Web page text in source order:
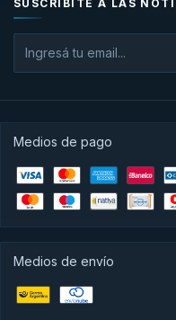
SUSCRIBITE A LAS
Medios de pago
Medios de envío